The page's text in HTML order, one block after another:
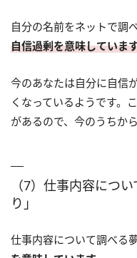
自分の名前をネットで調
自信過剰を意味していま
今のあなたは自分に自信
くなっているようです。
があるので、今のうちか
（7）仕事内容につ
り」
仕事内容について調べる夢